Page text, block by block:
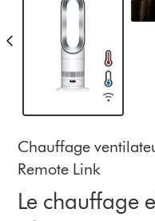
Chauffage
Remote Link
Le chauffage